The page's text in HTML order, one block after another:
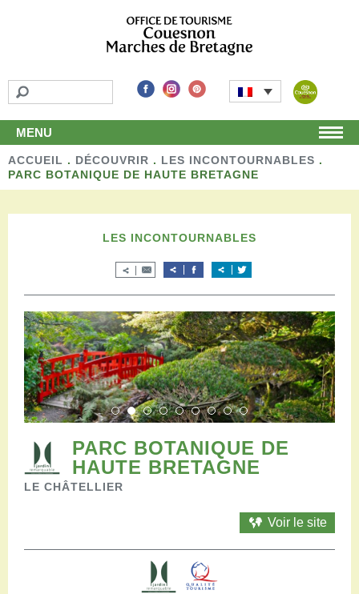
MENU
Accueil
Découvrir
Les activités de loisirs
Terroir et artisans
Autour de chez nous
Séjourner
Hébergements
Restaurants
Aires de camping-car
Salles de réception
Aires de pique-nique
Randonner
Randonnées pédestres
Randonnées vélo
ACCUEIL . DÉCOUVRIR . LES INCONTOURNABLES .
PARC BOTANIQUE DE HAUTE BRETAGNE
LES INCONTOURNABLES
PARC BOTANIQUE DE
HAUTE BRETAGNE
LE CHÂTELLIER
Voir le site